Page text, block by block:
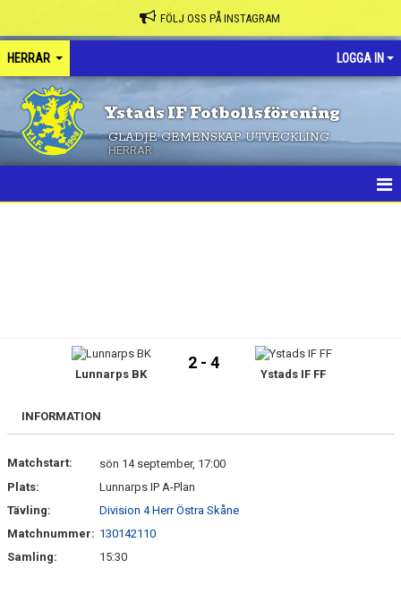
FÖLJ OSS PÅ INSTAGRAM
HERRAR LOGGA IN
Ystads IF Fotbollsförening
GLÄDJE GEMENSKAP UTVECKLING
HERRAR
BILDGALLERI
KONTAKT
Lunnarps BK
2 - 4
Ystads IF FF
INFORMATION
Matchstart:
sön 14 september, 17:00
Plats:
Lunnarps IP A-Plan
Tävling:
Division 4 Herr Östra Skåne
Matchnummer: 130142110
Samling:
15:30